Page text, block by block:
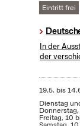
Eintritt frei
In der
der
19.5. bis
Dienstag
Freitag, 10